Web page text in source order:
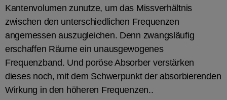
Kantenvolumen zunutze, um das Missverhältnis
zwischen den unterschiedlichen Frequenzen
angemessen auszugleichen. Denn zwangsläufig
erschaffen Räume ein unausgewogenes
Frequenzband. Und poröse Absorber verstärken
dieses noch, mit dem Schwerpunkt der absorbierenden
Wirkung in den höheren Frequenzen..